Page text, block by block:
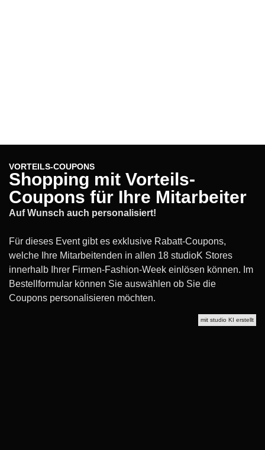
VORTEILS-COUPONS
Shopping mit Vorteils-
Coupons für Ihre Mitarbeiter
Auf Wunsch auch personalisiert!
Für dieses Event gibt es exklusive Rabatt-Coupons,
welche Ihre Mitarbeitenden in allen 18 studioK Stores
innerhalb Ihrer Firmen-Fashion-Week einlösen können. Im
Bestellformular können Sie auswählen ob Sie die
Coupons personalisieren möchten.
mit studio KI erstellt